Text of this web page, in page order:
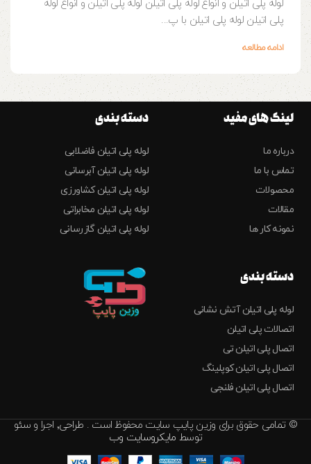
لوله پلی اتیلن و انواع لوله پلی اتیلن لوله پلی اتیلن و انواع لوله
پلی اتیلن لوله پلی اتیلن با پ...
ادامه مطالعه
لینک های مفید
درباره ما
تماس با ما
محصولات
مقالات
نمونه کار ها
دسته بندی
لوله پلی اتیلن فاضلابی
لوله پلی اتیلن آبرسانی
لوله پلی اتیلن کشاورزی
لوله پلی اتیلن مخابراتی
لوله پلی اتیلن گازرسانی
دسته بندی
لوله پلی اتیلن آتش نشانی
اتصالات پلی اتیلن
اتصال پلی اتیلن تی
اتصال پلی اتیلن کوپلینگ
اتصال پلی اتیلن فلنجی
© تمامی حقوق برای وزین پایپ سایت محفوظ است . طراحی٬ اجرا و سئو
توسط مایکروسایت وب